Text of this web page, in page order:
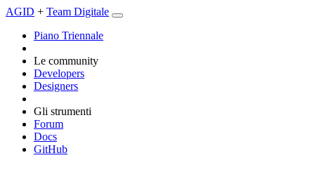
AGID + Team Digitale
Piano Triennale
Le community
Developers
Designers
Gli strumenti
Forum
Docs
GitHub